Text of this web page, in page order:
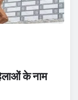
के नाम